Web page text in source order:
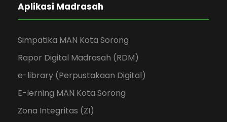
Aplikasi Madrasah
Simpatika MAN Kota Sorong
Rapor Digital Madrasah (RDM)
e-library (Perpustakaan Digital)
E-lerning MAN Kota Sorong
Zona Integritas (ZI)